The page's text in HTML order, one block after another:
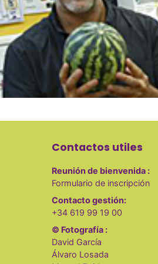
Contactos utiles
Reunión de bienvenida :
Formulario de inscripción
Contacto gestión:
+34 619 99 19 00
© Fotografía :
David García
Álvaro Losada